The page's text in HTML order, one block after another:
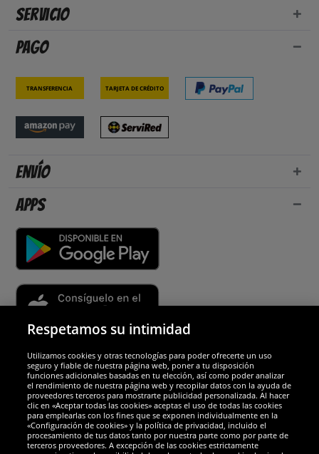
Servicio
Pago
Transferencia Tarjeta de crédito
Envío
Apps
Socios y seguridad
Galardones
Respetamos su intimidad
Utilizamos cookies y otras tecnologías para poder ofrecerte un uso
seguro y fiable de nuestra página web, poner a tu disposición
funciones adicionales basadas en tu elección, así como poder analizar
el rendimiento de nuestra página web y recopilar datos con la ayuda de
proveedores terceros para mostrarte publicidad personalizada. Al hacer
clic en «Aceptar todas las cookies» aceptas el uso de todas las cookies
para emplearlas con los fines que se exponen individualmente en la
«Configuración de cookies» y la política de privacidad, incluido el
procesamiento de tus datos tanto por nuestra parte como por parte de
terceros proveedores. A excepción de las cookies estrictamente